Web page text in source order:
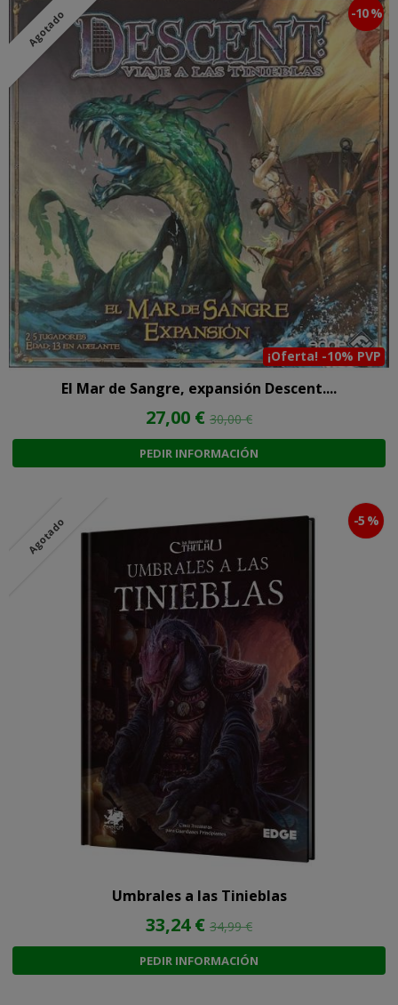
Agotado
¡Oferta! -10% PVP
-10 %
El Mar de Sangre, expansión Descent....
27,00 € 30,00 €
PEDIR INFORMACIÓN
Agotado -5 %
Umbrales a las Tinieblas
33,24 € 34,99 €
PEDIR INFORMACIÓN